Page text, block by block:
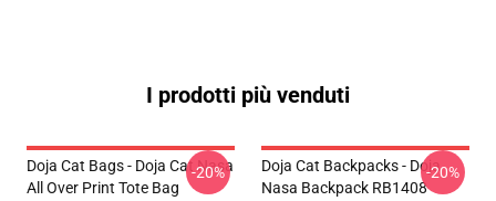
I prodotti più venduti
Doja Cat Bags - Doja Cat Nasa
All Over Print Tote Bag
-20%
Doja Cat Backpacks - Doja
Nasa Backpack RB1408
-20%